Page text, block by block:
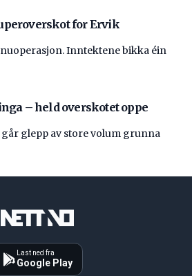
for Ervik
Inntektene bikka éin
– held overskotet oppe
glepp av store volum grunna
Last ned fra
Google Play